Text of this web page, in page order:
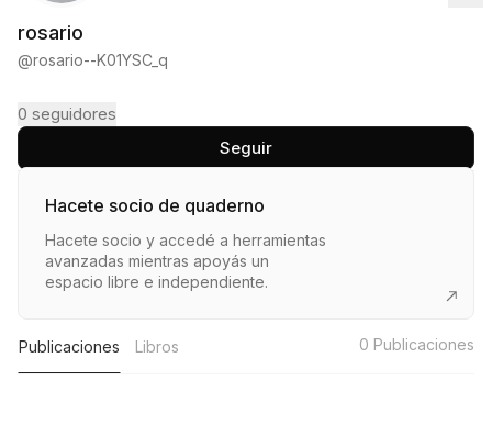
rosario
@rosario--K01YSC_q
0 seguidores
Seguir
Hacete socio de quaderno
Hacete socio y accedé a herramientas
avanzadas mientras apoyás un
espacio libre e independiente.
Publicaciones Libros 0 Publicaciones